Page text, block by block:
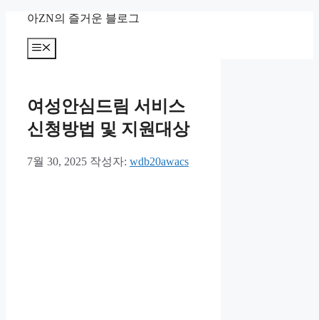
아ZN의 즐거운 블로그
메
뉴
여성안심드림 서비스
신청방법 및 지원대상
7월 30, 2025 작성자: wdb20awacs